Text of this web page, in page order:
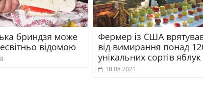
бриндзя може
відомою
Фермер із США
від вимирання понад
унікальних сортів яблук
18.08.2021